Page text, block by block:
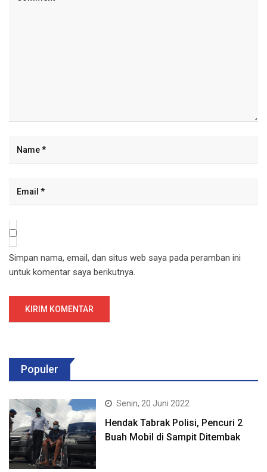
Simpan nama, email, dan situs web saya pada peramban ini
untuk komentar saya berikutnya.
Populer
Senin, 20 Juni 2022
Hendak Tabrak Polisi, Pencuri 2
Buah Mobil di Sampit Ditembak